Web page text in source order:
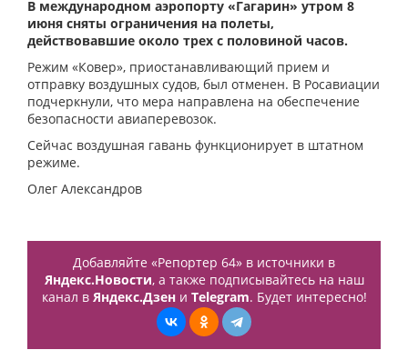
В международном аэропорту «Гагарин» утром 8
июня сняты ограничения на полеты,
действовавшие около трех с половиной часов.
Режим «Ковер», приостанавливающий прием и
отправку воздушных судов, был отменен. В Росавиации
подчеркнули, что мера направлена на обеспечение
безопасности авиаперевозок.
Сейчас воздушная гавань функционирует в штатном
режиме.
Олег Александров
Добавляйте «Репортер 64» в источники в
Яндекс.Новости, а также подписывайтесь на наш
канал в Яндекс.Дзени Telegram. Будет интересно!